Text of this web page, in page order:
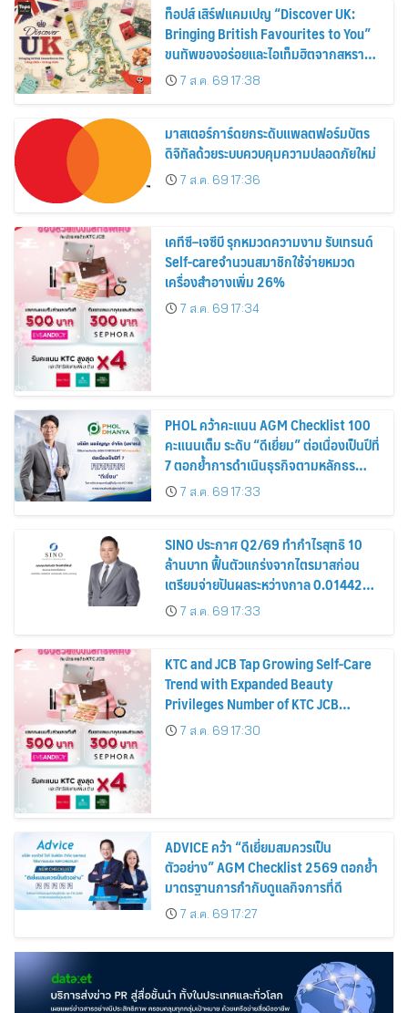
ท็อปส์ เสิร์ฟแคมเปญ “Discover UK:
Bringing British Favourites to You”
ขนทัพของอร่อยและไอเท็มฮิตจากสหราช
อาณาจักร ส่งตรงถึงมือตั้งแต่วันนี้ – 18
สิงหาคมนี้
7 ส.ค. 69 17:38
มาสเตอร์การ์ดยกระดับแพลตฟอร์มบัตร
ดิจิทัลด้วยระบบควบคุมความปลอดภัยใหม่
7 ส.ค. 69 17:36
เคทีซี–เจซีบี รุกหมวดความงาม รับเทรนด์
Self-careจำนวนสมาชิกใช้จ่ายหมวด
เครื่องสำอางเพิ่ม 26%
7 ส.ค. 69 17:34
PHOL คว้าคะแนน AGM Checklist 100
คะแนนเต็ม ระดับ “ดีเยี่ยม” ต่อเนื่องเป็นปีที่
7 ตอกย้ำการดำเนินธุรกิจตามหลักธร
รมาภิบาล โปร่งใส สร้างความเชื่อมั่นผู้ถือ
หุ้น
7 ส.ค. 69 17:33
SINO ประกาศ Q2/69 ทำกำไรสุทธิ 10
ล้านบาท ฟื้นตัวแกร่งจากไตรมาสก่อน
เตรียมจ่ายปันผลระหว่างกาล 0.014423
บาทต่อหุ้น ครึ่งปีหลังมุ่งเติบโตต่อเนื่อง
7 ส.ค. 69 17:33
KTC and JCB Tap Growing Self-Care
Trend with Expanded Beauty
Privileges Number of KTC JCB
Cardmembers Spending on
Cosmetics Rises 26%
7 ส.ค. 69 17:30
ADVICE คว้า “ดีเยี่ยมสมควรเป็น
ตัวอย่าง” AGM Checklist 2569 ตอกย้ำ
มาตรฐานการกำกับดูแลกิจการที่ดี
7 ส.ค. 69 17:27